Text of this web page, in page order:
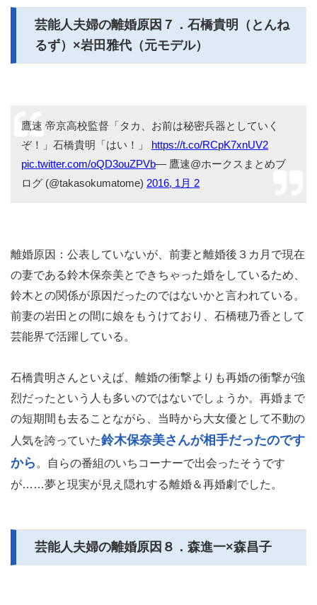
芸能人夫婦の離婚原因７．石橋貴明（とんね
るず）×岩田雅代（元モデル）
鷹速 帝京高校監督「タカ、お前は秘密兵器としていく
ぞ！」石橋貴明「はい！」 https://t.co/RCpK7xnUV2
pic.twitter.com/oQD3ouZPVb— 鷹速@ホークスまとめブ
ログ (@takasokumatome) 2016, 1月 2
離婚原因：公表していないが、前妻と離婚後３カ月で現在
の妻である鈴木保奈美とできちゃった婚をしているため、
鈴木との関係が原因だったのではないかと言われている。
前妻の岩田との間に娘をもうけており、石橋穂乃香として
芸能界で活躍している。
石橋貴明さんといえば、離婚の衝撃よりも再婚の衝撃が強
烈だったという人も多いのではないでしょうか。再婚まで
の短期間も去ることながら、当時から大女優として不動の
人気を誇っていた鈴木保奈美さんが相手だったのです
から 。自らの番組のいちコーナーで出会ったそうです
が……夢と現実が見え隠れする離婚＆再婚劇でした。
芸能人夫婦の離婚原因８．森進一×森昌子